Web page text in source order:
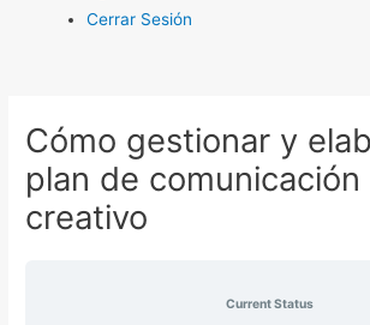
Cerrar Sesión
Cómo gestionar y
plan de
creativo
Current Status